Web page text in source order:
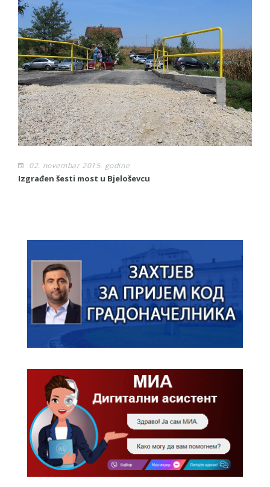
02. novembar 2015. godine
Izgrađen šesti most u Bjeloševcu